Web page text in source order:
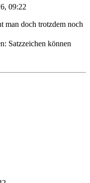
09:22
man doch trotzdem noch
Satzzeichen können